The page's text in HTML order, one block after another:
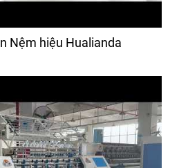
Nệm hiệu Hualianda